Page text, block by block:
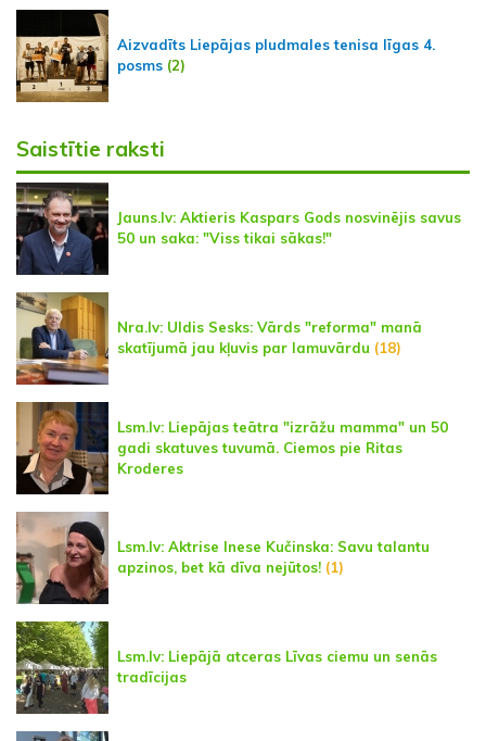
Aizvadīts Liepājas pludmales tenisa līgas 4.
posms (2)
Saistītie raksti
Jauns.lv: Aktieris Kaspars Gods nosvinējis savus
50 un saka: "Viss tikai sākas!"
Nra.lv: Uldis Sesks: Vārds "reforma" manā
skatījumā jau kļuvis par lamuvārdu (18)
Lsm.lv: Liepājas teātra "izrāžu mamma" un 50
gadi skatuves tuvumā. Ciemos pie Ritas
Kroderes
Lsm.lv: Aktrise Inese Kučinska: Savu talantu
apzinos, bet kā dīva nejūtos! (1)
Lsm.lv: Liepājā atceras Līvas ciemu un senās
tradīcijas